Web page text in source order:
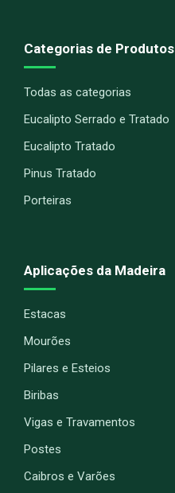
Categorias de Produtos
Todas as categorias
Eucalipto Serrado e Tratado
Eucalipto Tratado
Pinus Tratado
Porteiras
Aplicações da Madeira
Estacas
Mourões
Pilares e Esteios
Biribas
Vigas e Travamentos
Postes
Caibros e Varões